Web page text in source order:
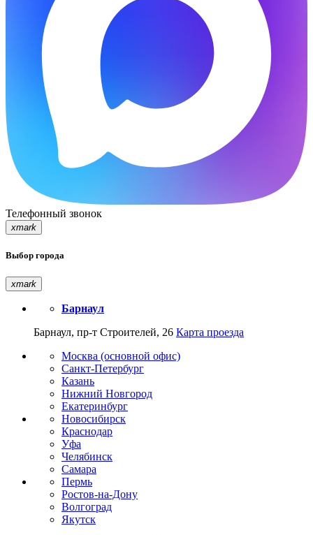
Телефонный звонок
xmark
Выбор города
xmark
Барнаул
Барнаул, пр-т Строителей, 26 Карта проезда
Москва (основной офис)
Санкт-Петербург
Казань
Нижний Новгород
Екатеринбург
Новосибирск
Краснодар
Уфа
Челябинск
Самара
Пермь
Ростов-на-Дону
Волгоград
Якутск